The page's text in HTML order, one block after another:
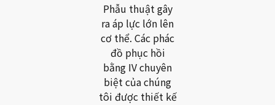
Phẫu thuật gây
ra áp lực lớn lên
cơ thể. Các phác
đồ phục hồi
bằng IV chuyên
biệt của chúng
tôi được thiết kế